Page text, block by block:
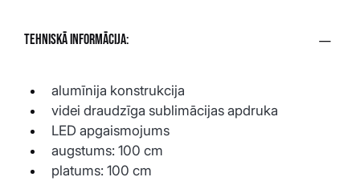
Tehniskā informācija:
alumīnija konstrukcija
videi draudzīga sublimācijas apdruka
LED apgaismojums
augstums: 100 cm
platums: 100 cm